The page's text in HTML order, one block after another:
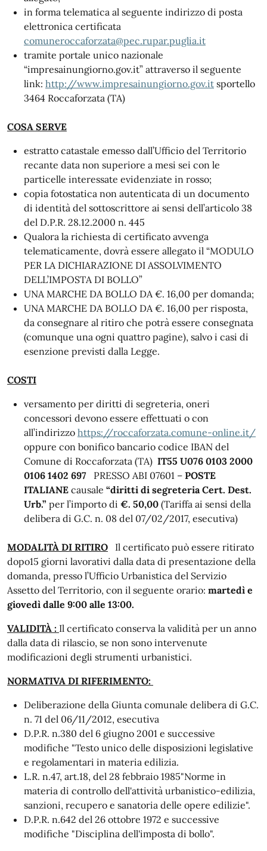
in forma telematica al seguente indirizzo di posta
elettronica certificata
comuneroccaforzata@pec.rupar.puglia.it
tramite portale unico nazionale
“impresainungiorno.gov.it” attraverso il seguente
link: http://www.impresainungiorno.gov.it sportello
3464 Roccaforzata (TA)
COSA SERVE
estratto catastale emesso dall’Ufficio del Territorio
recante data non superiore a mesi sei con le
particelle interessate evidenziate in rosso;
copia fotostatica non autenticata di un documento
di identità del sottoscrittore ai sensi dell’articolo 38
del D.P.R. 28.12.2000 n. 445
Qualora la richiesta di certificato avvenga
telematicamente, dovrà essere allegato il “MODULO
PER LA DICHIARAZIONE DI ASSOLVIMENTO
DELL’IMPOSTA DI BOLLO”
UNA MARCHE DA BOLLO DA €. 16,00 per domanda;
UNA MARCHE DA BOLLO DA €. 16,00 per risposta,
da consegnare al ritiro che potrà essere consegnata
(comunque una ogni quattro pagine), salvo i casi di
esenzione previsti dalla Legge.
COSTI
versamento per diritti di segreteria, oneri
concessori devono essere effettuati o con
all’indirizzo https://roccaforzata.comune-online.it/
oppure con bonifico bancario codice IBAN del
Comune di Roccaforzata (TA) IT55 U076 0103 2000
0106 1402 697 PRESSO ABI 07601 – POSTE
ITALIANE causale “diritti di segreteria Cert. Dest.
Urb.” per l’importo di €. 50,00 (Tariffa ai sensi della
delibera di G.C. n. 08 del 07/02/2017, esecutiva)
MODALITÀ DI RITIRO
Il certificato può essere ritirato
dopo15 giorni lavorativi dalla data di presentazione della
domanda, presso l’Ufficio Urbanistica del Servizio
Assetto del Territorio, con il seguente orario: martedì e
giovedì dalle 9:00 alle 13:00.
VALIDITÀ : Il certificato conserva la validità per un anno
dalla data di rilascio, se non sono intervenute
modificazioni degli strumenti urbanistici.
NORMATIVA DI RIFERIMENTO:
Deliberazione della Giunta comunale delibera di G.C.
n. 71 del 06/11/2012, esecutiva
D.P.R. n.380 del 6 giugno 2001 e successive
modifiche "Testo unico delle disposizioni legislative
e regolamentari in materia edilizia.
L.R. n.47, art.18, del 28 febbraio 1985"Norme in
materia di controllo dell'attività urbanistico-edilizia,
sanzioni, recupero e sanatoria delle opere edilizie".
D.P.R. n.642 del 26 ottobre 1972 e successive
modifiche "Disciplina dell'imposta di bollo".